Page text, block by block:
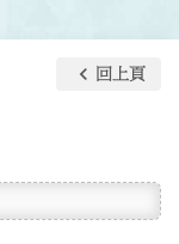
keyboard_arrow_left 回上頁